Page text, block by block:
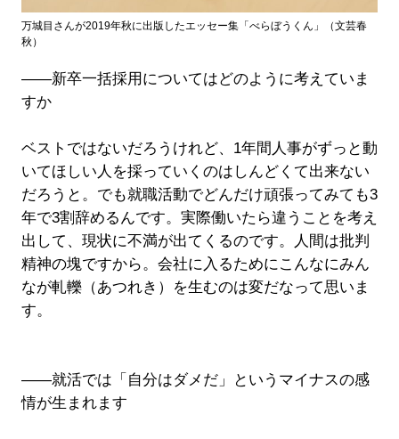
万城目さんが2019年秋に出版したエッセー集「べらぼうくん」（文芸春
秋）
――新卒一括採用についてはどのように考えていま
すか
ベストではないだろうけれど、1年間人事がずっと動
いてほしい人を採っていくのはしんどくて出来ない
だろうと。でも就職活動でどんだけ頑張ってみても3
年で3割辞めるんです。実際働いたら違うことを考え
出して、現状に不満が出てくるのです。人間は批判
精神の塊ですから。会社に入るためにこんなにみん
なが軋轢（あつれき）を生むのは変だなって思いま
す。
――就活では「自分はダメだ」というマイナスの感
情が生まれます